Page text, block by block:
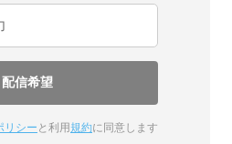
リシー と利用規約に同意します